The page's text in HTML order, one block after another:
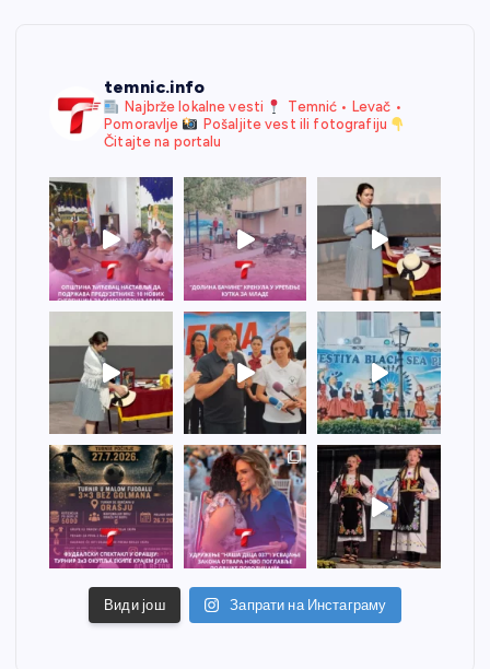
temnic.info
Najbrže lokalne vesti
Temnić • Levač •
Pomoravlje
Pošaljite vest ili fotografiju
Čitajte na portalu
Види још Запрати на Инстаграму